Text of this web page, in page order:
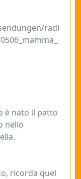
radi
è nato il patto
nello
ricorda quel